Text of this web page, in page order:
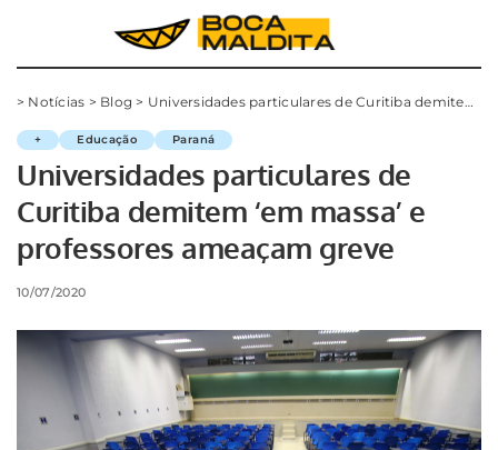
> Notícias > Blog > Universidades particulares de Curitiba demitem ‘em massa’ e professores ameaçam greve
+ Educação Paraná
Universidades particulares de
Curitiba demitem ‘em massa’ e
professores ameaçam greve
10/07/2020